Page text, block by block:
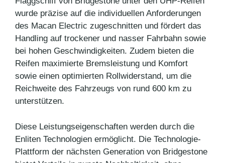
wurde präzise auf die individuellen Anforderungen
des Macan Electric zugeschnitten und fördert das
Handling auf trockener und nasser Fahrbahn sowie
bei hohen Geschwindigkeiten. Zudem bieten die
Reifen maximierte Bremsleistung und Komfort
sowie einen optimierten Rollwiderstand, um die
Reichweite des Fahrzeugs von rund 600 km zu
unterstützen.
Diese Leistungseigenschaften werden durch die
Enliten Technologien ermöglicht. Die Technologie-
Plattform der nächsten Generation von Bridgestone